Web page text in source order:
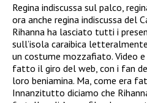
Regina indiscussa sul palco,
ora anche regina indiscussa del
Rihanna ha lasciato tutti i
sull’isola caraibica
un costume mozzafiato. Video
fatto il giro del web, con i fan
loro beniamina. Ma, come era
Innanzitutto diciamo che